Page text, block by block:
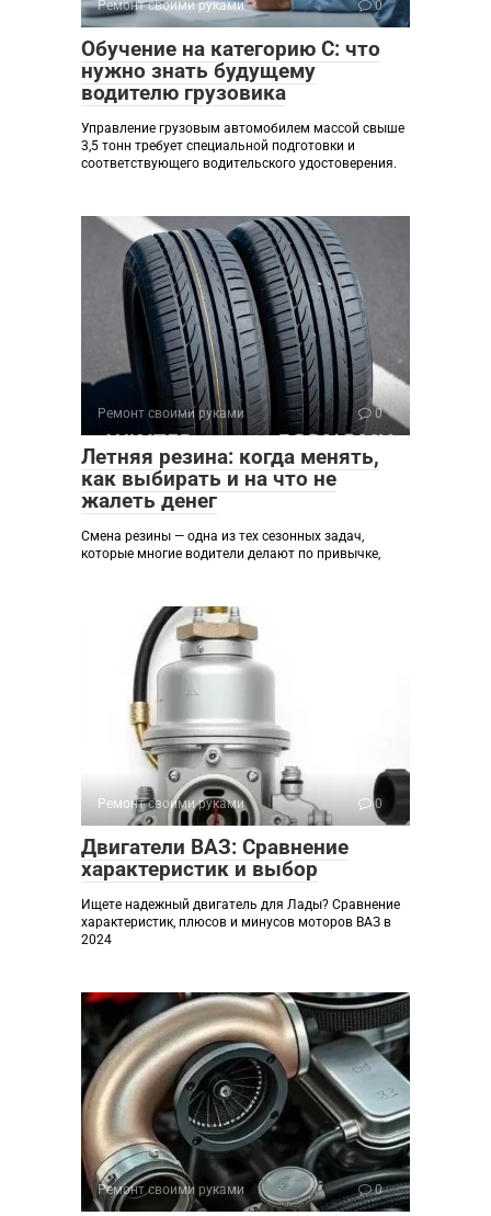
Ремонт своими руками 0
Обучение на категорию C: что
нужно знать будущему
водителю грузовика
Управление грузовым автомобилем массой свыше
3,5 тонн требует специальной подготовки и
соответствующего водительского удостоверения.
Ремонт своими руками 0
Летняя резина: когда менять,
как выбирать и на что не
жалеть денег
Смена резины — одна из тех сезонных задач,
которые многие водители делают по привычке,
Ремонт своими руками 0
Двигатели ВАЗ: Сравнение
характеристик и выбор
Ищете надежный двигатель для Лады? Сравнение
характеристик, плюсов и минусов моторов ВАЗ в
2024
Ремонт своими руками 0